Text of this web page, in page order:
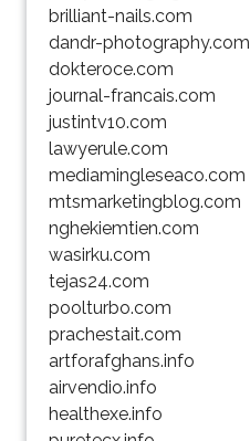
brilliant-nails.com
dandr-photography.com
dokteroce.com
journal-francais.com
justintv10.com
lawyerule.com
mediamingleseaco.com
mtsmarketingblog.com
nghekiemtien.com
wasirku.com
tejas24.com
poolturbo.com
prachestait.com
artforafghans.info
airvendio.info
healthexe.info